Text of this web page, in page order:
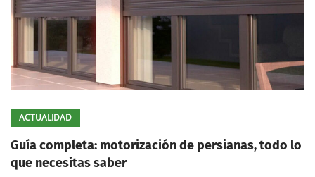
ACTUALIDAD
Guía completa: motorización de persianas, todo lo
que necesitas saber